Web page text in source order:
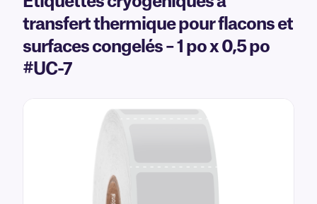
transfert thermique pour flacons et
surfaces congelés – 1 po x 0,5 po
#UC-7